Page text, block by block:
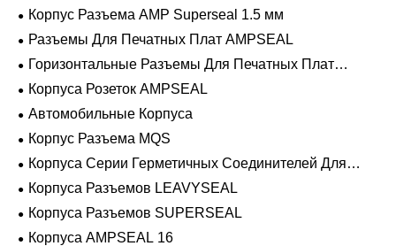
Корпус Разъема AMP Superseal 1.5 мм
Разъемы Для Печатных Плат AMPSEAL
Горизонтальные Разъемы Для Печатных Плат
AMPSEAL
Корпуса Розеток AMPSEAL
Автомобильные Корпуса
Корпус Разъема MQS
Корпуса Серии Герметичных Соединителей Для
Тяжелых Условий Эксплуатации
Корпуса Разъемов LEAVYSEAL
Корпуса Разъемов SUPERSEAL
Корпуса AMPSEAL 16